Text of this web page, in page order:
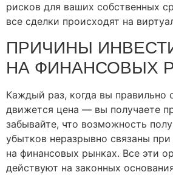
рисков для ваших собственных
все сделки происходят на
ПРИЧИНЫ
НА ФИНАНСОВЫХ
Каждый раз, когда вы правильно
движется цена ― вы получаете
забывайте, что возможность
убытков неразрывно связаны
на финансовых рынках. Все эти
действуют на законных